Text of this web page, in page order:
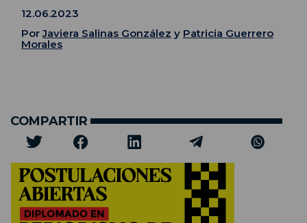
12.06.2023
PorJaviera Salinas González y Patricia Guerrero
Morales
COMPARTIR